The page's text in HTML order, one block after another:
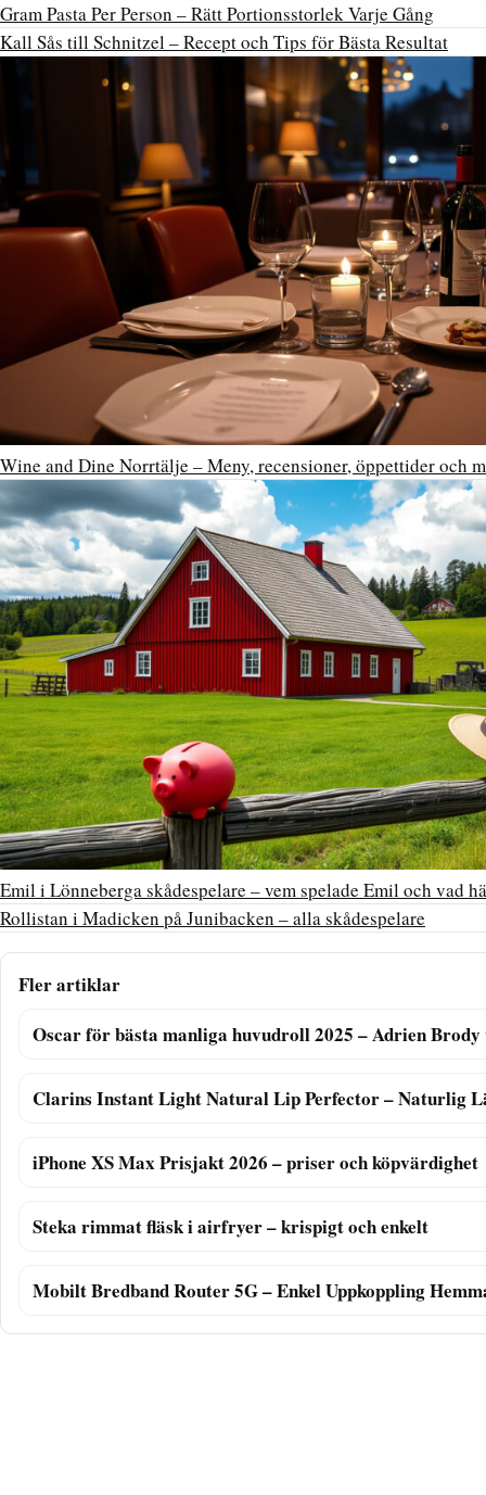
Gram Pasta Per Person – Rätt Portionsstorlek Varje Gång
Kall Sås till Schnitzel – Recept och Tips för Bästa Resultat
Wine and Dine Norrtälje – Meny, recensioner, öppettider och
Emil i Lönneberga skådespelare – vem spelade Emil och vad
Rollistan i Madicken på Junibacken – alla skådespelare
Fler artiklar
Oscar för bästa manliga huvudroll 2025 – Adrien
Clarins Instant Light Natural Lip Perfector – Naturlig
iPhone XS Max Prisjakt 2026 – priser och köpvärdighet
Steka rimmat fläsk i airfryer – krispigt och enkelt
Mobilt Bredband Router 5G – Enkel Uppkoppling